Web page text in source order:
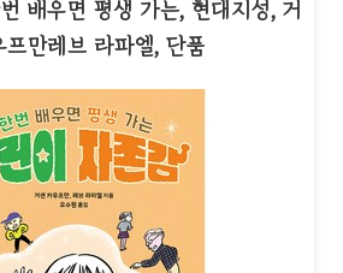
배우면 평생 가는, 현대지성, 거
프만레브 라파엘, 단품